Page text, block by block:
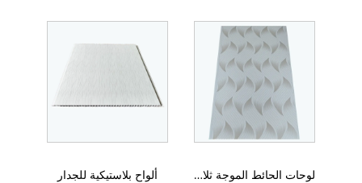
ألواح بلاستيكية للجدار لوحات الحائط الموجة ثلاثية الأبعاد